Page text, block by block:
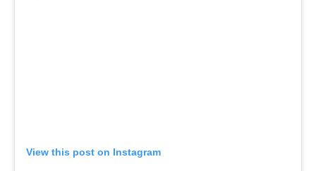
View this post on Instagram